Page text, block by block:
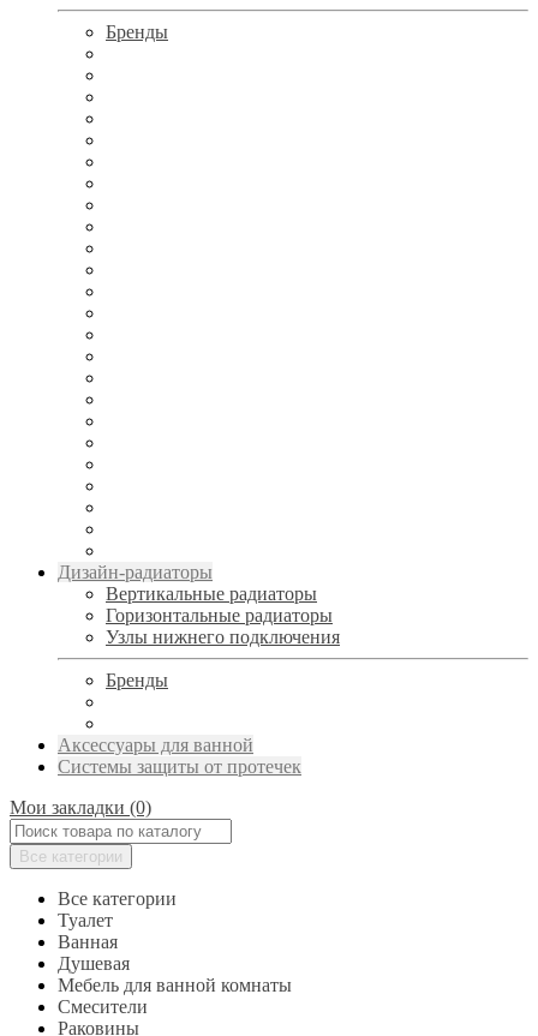
Бренды
Дизайн-радиаторы
Вертикальные радиаторы
Горизонтальные радиаторы
Узлы нижнего подключения
Бренды
Аксессуары для ванной
Системы защиты от протечек
Мои закладки (0)
Все категории
Все категории
Туалет
Ванная
Душевая
Мебель для ванной комнаты
Смесители
Раковины